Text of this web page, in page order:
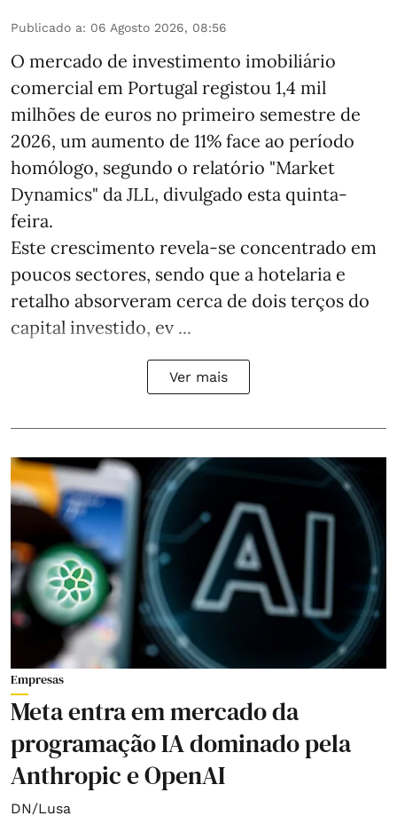
Publicado a: 06 Agosto 2026, 08:56
O mercado de investimento imobiliário
comercial em Portugal registou 1,4 mil
milhões de euros no primeiro semestre de
2026, um aumento de 11% face ao período
homólogo, segundo o relatório "Market
Dynamics" da JLL, divulgado esta quinta-
feira.
Este crescimento revela-se concentrado em
poucos sectores, sendo que a hotelaria e
retalho absorveram cerca de dois terços do
capital investido, ev ...
Ver mais
Empresas
Meta entra em mercado da
programação IA dominado pela
Anthropic e OpenAI
DN/Lusa